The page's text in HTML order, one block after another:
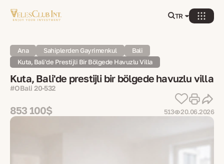
TR
Ana Sahiplerden Gayrimenkul
Bali
Kuta, Bali'de Prestijli Bir Bölgede Havuzlu Villa
Kuta, Bali'de prestijli bir bölgede havuzlu villa
#OBali 20-532
853 100$ 513 20.06.2026